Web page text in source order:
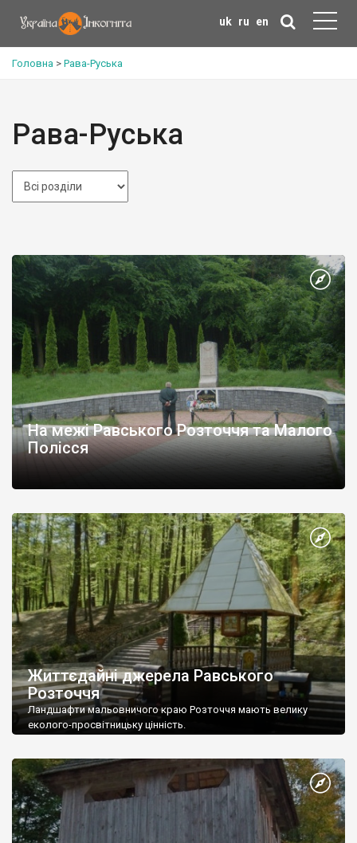
uk ru en
Головна > Рава-Руська
Рава-Руська
На межі Равського Розточчя та Малого
Полісся
Життєдайні джерела Равського
Розточчя
Ландшафти мальовничого краю Розточчя мають велику
еколого-просвітницьку цінність.